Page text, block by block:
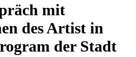
mit
des Artist in
der Stadt